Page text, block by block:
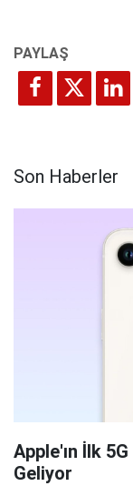
Son Haberler
Apple'ın İlk
Geliyor